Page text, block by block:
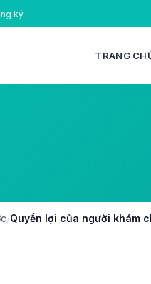
ký
TRANG
/Quyền lợi của người khám